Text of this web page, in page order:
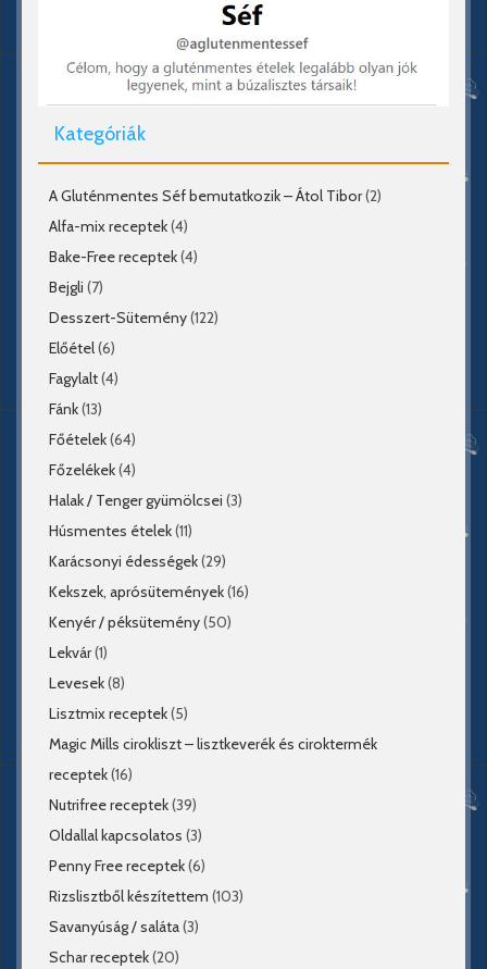
Kategóriák
A Gluténmentes Séf bemutatkozik – Átol Tibor(2)
Alfa-mix receptek(4)
Bake-Free receptek(4)
Bejgli (7)
Desszert-Sütemény(122)
Előétel(6)
Fagylalt(4)
Fánk(13)
Főételek(64)
Főzelékek(4)
Halak / Tenger gyümölcsei (3)
Húsmentes ételek(11)
Karácsonyi édességek(29)
Kekszek, aprósütemények(16)
Kenyér / péksütemény(50)
Lekvár(1)
Levesek(8)
Lisztmix receptek(5)
Magic Mills cirokliszt – lisztkeverék és ciroktermék
receptek(16)
Nutrifree receptek(39)
Oldallal kapcsolatos (3)
Penny Free receptek(6)
Rizslisztből készítettem (103)
Savanyúság / saláta(3)
Schar receptek(20)